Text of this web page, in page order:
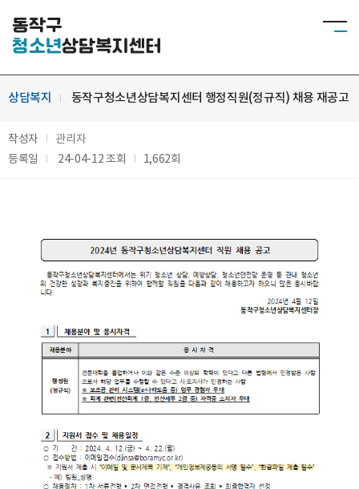
동작구
청소년상담복지센터
상담복지 동작구청소년상담복지센터 행정직원(정규직) 채용 재공고
작성자
관리자
등록일
24-04-12조회 1,662회